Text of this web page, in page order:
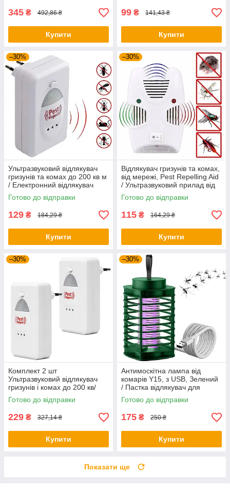
345 ₴ 492,86 ₴
Купити
99 ₴ 141,43 ₴
Купити
–30%
Ультразвуковий відлякувач
гризунів та комах до 200 кв м
/ Електронний відлякувач
тарганів та мишей
Готово до відправки
129 ₴ 184,29 ₴
Купити
–30%
Відлякувач гризунів та комах,
від мережі, Pest Repelling Aid
/ Ультразвуковий прилад від
шкідників
Готово до відправки
115 ₴ 164,29 ₴
Купити
–30%
Комплект 2 шт
Ультразвуковий відлякувач
гризунів і комах до 200 кв/
Електронний відлякувач
мишей
Готово до відправки
229 ₴ 327,14 ₴
Купити
–30%
Антимоскітна лампа від
комарів Y15, з USB, Зелений
/ Пастка відлякувач для
комах
Готово до відправки
175 ₴ 250 ₴
Купити
Показати ще